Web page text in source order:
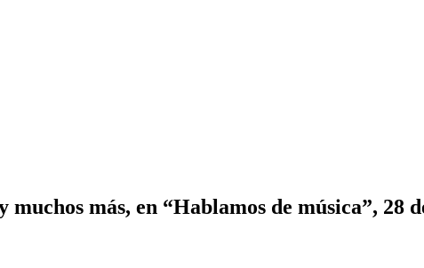
más, en “Hablamos de música”, 28